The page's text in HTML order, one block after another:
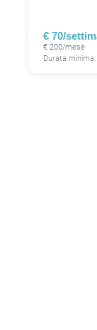
€ 70/
€ 200/mese
Durata